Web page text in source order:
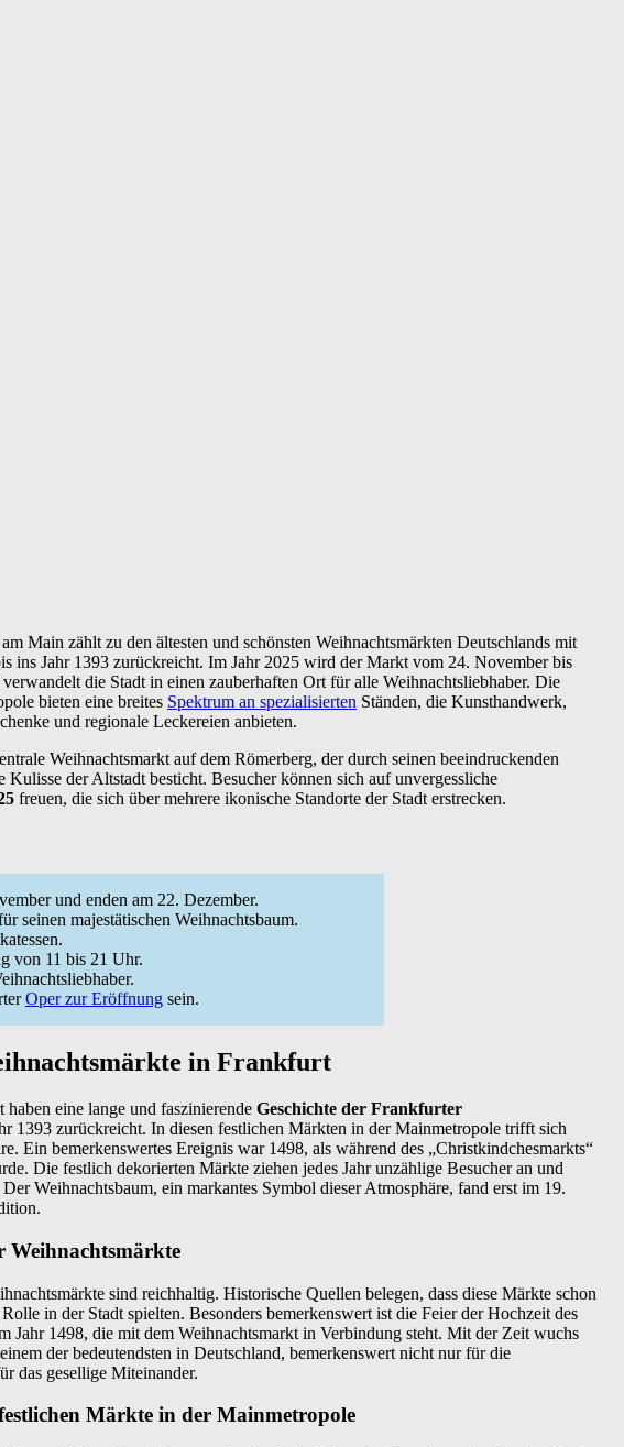
Main zählt zu den ältesten und schönsten Weihnachtsmärkten Deutschlands mit
ins Jahr 1393 zurückreicht. Im Jahr 2025 wird der Markt vom 24. November bis
die Stadt in einen zauberhaften Ort für alle Weihnachtsliebhaber. Die
bieten eine breites Spektrum an spezialisierten Ständen, die Kunsthandwerk,
und regionale Leckereien anbieten.
Weihnachtsmarkt auf dem Römerberg, der durch seinen beeindruckenden
der Altstadt besticht. Besucher können sich auf unvergessliche
freuen, die sich über mehrere ikonische Standorte der Stadt erstrecken.
und enden am 22. Dezember.
seinen majestätischen Weihnachtsbaum.
von 11 bis 21 Uhr.
Oper zur Eröffnung sein.
in Frankfurt
eine lange und faszinierende Geschichte der Frankfurter
1393 zurückreicht. In diesen festlichen Märkten in der Mainmetropole trifft sich
Ein bemerkenswertes Ereignis war 1498, als während des „Christkindchesmarkts“
Die festlich dekorierten Märkte ziehen jedes Jahr unzählige Besucher an und
Weihnachtsbaum, ein markantes Symbol dieser Atmosphäre, fand erst im 19.
Weihnachtsmärkte
sind reichhaltig. Historische Quellen belegen, dass diese Märkte schon
in der Stadt spielten. Besonders bemerkenswert ist die Feier der Hochzeit des
Jahr 1498, die mit dem Weihnachtsmarkt in Verbindung steht. Mit der Zeit wuchs
der bedeutendsten in Deutschland, bemerkenswert nicht nur für die
das gesellige Miteinander.
Märkte in der Mainmetropole